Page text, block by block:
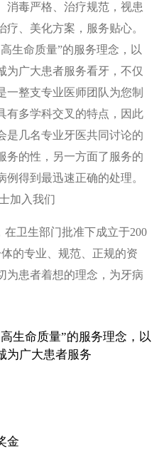
消毒严格、治疗规范，视患
、美化方案，服务贴心。
生命质量”的服务理念，以
为广大患者服务看牙，不仅
一整支专业医师团队为您制
有多学科交叉的特点，因此
是几名专业牙医共同讨论的
务的性，另一方面了服务的
得到最迅速正确的处理。
加入我们
卫生部门批准下成立于200
的专业、规范、正规的资
为患者着想的理念，为牙病
生命质量”的服务理念，以
为广大患者服务
金